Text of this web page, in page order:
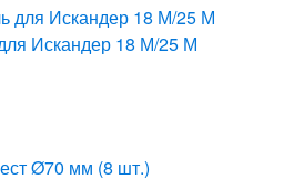
Искандер 18 М/25 М